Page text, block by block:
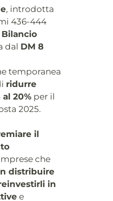
, introdotta
436-444
dal DM 8
temporanea
ridurre
al 20%per il
2025.
il
che
distribuire
in
e